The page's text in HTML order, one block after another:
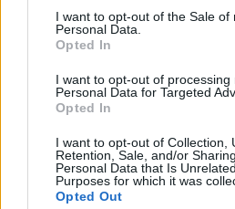
consent section.
I want to opt-out of the Sale of
Personal Data.
Opted In
I want to opt-out of processing
Personal Data for Targeted
Opted In
I want to opt-out of Collection,
Retention, Sale, and/or
Personal Data that Is
Purposes for which it was
Opted Out